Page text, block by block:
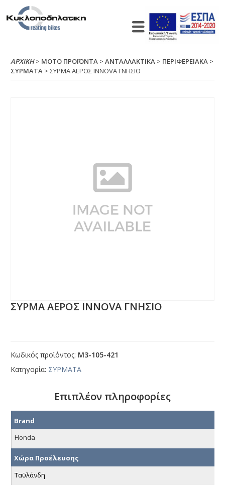
ΑΡΧΙΚΉ> ΜΟΤΟ ΠΡΟΪΟΝΤΑ >ΑΝΤΑΛΛΑΚΤΙΚΑ > ΠΕΡΙΦΕΡΕΙΑΚΑ >
ΣΥΡΜΑΤΑ > ΣΥΡΜΑ ΑΕΡΟΣ ΙΝΝΟVΑ ΓΝΗΣΙΟ
ΣΥΡΜΑ ΑΕΡΟΣ ΙΝΝΟVΑ ΓΝΗΣΙΟ
Κωδικός προϊόντος: Μ3-105-421
Κατηγορία: ΣΥΡΜΑΤΑ
Επιπλέον πληροφορίες
Brand
Honda
Χώρα Προέλευσης
Ταϋλάνδη